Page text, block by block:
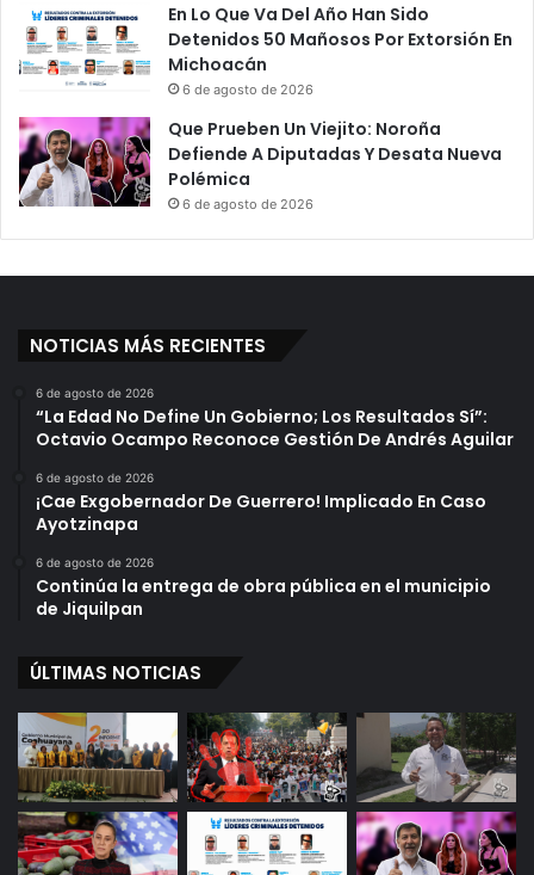
En Lo Que Va Del Año Han Sido
Detenidos 50 Mañosos Por Extorsión En
Michoacán
6 de agosto de 2026
Que Prueben Un Viejito: Noroña
Defiende A Diputadas Y Desata Nueva
Polémica
6 de agosto de 2026
NOTICIAS MÁS RECIENTES
6 de agosto de 2026
“La Edad No Define Un Gobierno; Los Resultados Sí”:
Octavio Ocampo Reconoce Gestión De Andrés Aguilar
6 de agosto de 2026
¡Cae Exgobernador De Guerrero! Implicado En Caso
Ayotzinapa
6 de agosto de 2026
Continúa la entrega de obra pública en el municipio
de Jiquilpan
ÚLTIMAS NOTICIAS